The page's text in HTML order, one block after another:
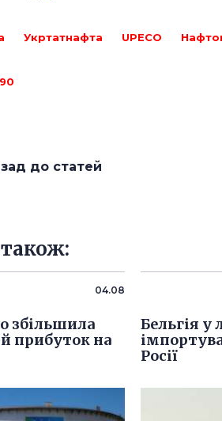
Укртатнафта UPECO
до статей
04.08
збільшила
прибуток на
Бельгія у
Росії